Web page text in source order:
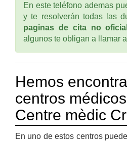
En este teléfono ademas
y te resolverán todas las
paginas de cita no
algunos te obligan a llamar
Hemos
centros
Centre mèdic
En uno de estos centros